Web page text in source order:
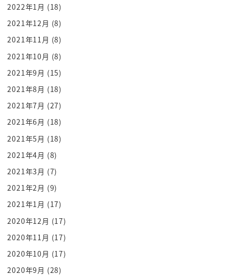
じゃない
そういうテストああっにょ
その身うち4件に自分の弟子が出てこいつは通るって
男子市長は思った人が落ちちゃっ
それを見てるんですよはないと
俺の弟子でこれ絶対大丈夫ってです何で落としてあ
いつどうかってんだ
おかしいなら後のシステムなってこんな所でられる
かって言って出ちゃうという
それで落語立川流というのを作るわけですね
ダダン所で自分のことを言え許家元って言うんです
けどまぁなんでかっていうと自分で
協会から独立して四白角をみたいになんとか流なん
とか流茶道と思うでしょ
角とか茶道って戦記裏千家とか w がいっぱいあるじ
ゃないですか
うちはうちの流派のトップ
なんだよということをやっ独立したっていう流れだ
から落語協会芸術協会円楽一門会
2022年1月 (18)
2021年12月 (8)
2021年11月 (8)
2021年10月 (8)
2021年9月 (15)
2021年8月 (18)
2021年7月 (27)
2021年6月 (18)
2021年5月 (18)
2021年4月 (8)
2021年3月 (7)
2021年2月 (9)
2021年1月 (17)
2020年12月 (17)
2020年11月 (17)
2020年10月 (17)
2020年9月 (28)